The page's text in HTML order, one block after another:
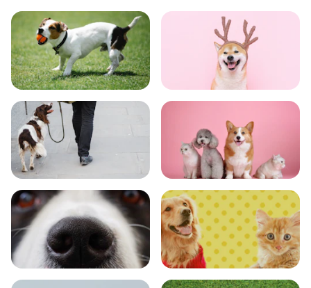
食事 お手入れ
トレーニング グッズ
おでかけ 図鑑
エンタメ クイズ